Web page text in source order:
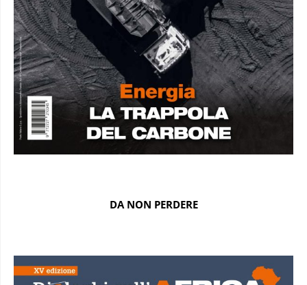
DA NON PERDERE